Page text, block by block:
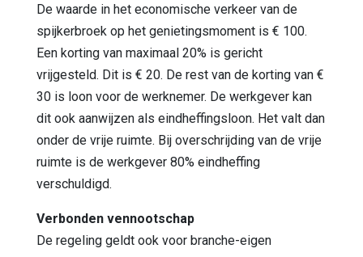
De waarde in het economische verkeer van de
spijkerbroek op het genietingsmoment is € 100.
Een korting van maximaal 20% is gericht
vrijgesteld. Dit is € 20. De rest van de korting van €
30 is loon voor de werknemer. De werkgever kan
dit ook aanwijzen als eindheffingsloon. Het valt dan
onder de vrije ruimte. Bij overschrijding van de vrije
ruimte is de werkgever 80% eindheffing
verschuldigd.
Verbonden vennootschap
De regeling geldt ook voor branche-eigen